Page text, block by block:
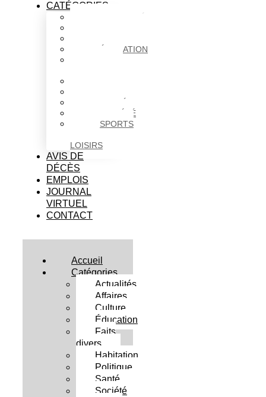
CATÉGORIES
ÉDUCATION
SOCIÉTÉ
SPORTS
LOISIRS
AVIS DE
DÉCÈS
EMPLOIS
JOURNAL
VIRTUEL
CONTACT
Accueil
Catégories
Actualités
Affaires
Culture
Éducation
Faits
divers
Habitation
Politique
Santé
Société